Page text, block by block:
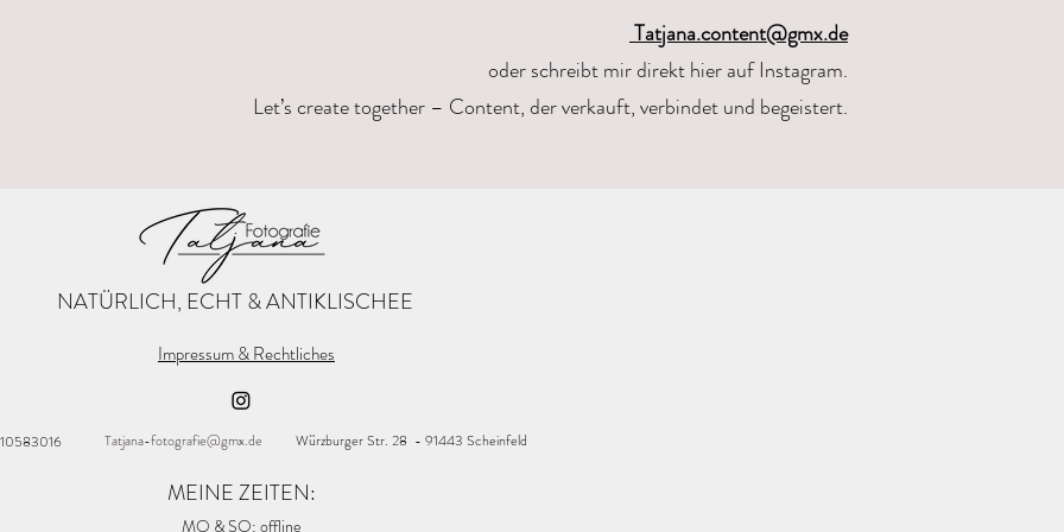
Tatjana.content@gmx.de
oder schreibt mir direkt hier auf Instagram.
Let’s create together – Content, der verkauft, verbindet und begeistert.
NATÜRLICH, ECHT & ANTIKLISCHEE
Impressum & Rechtliches
Tatjana-fotografie@gmx.de Würzburger Str. 28 - 91443 Scheinfeld
MEINE ZEITEN:
MO & SO: offline